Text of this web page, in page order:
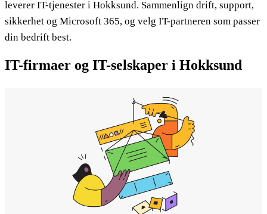
leverer IT-tjenester i Hokksund. Sammenlign drift, support,
sikkerhet og Microsoft 365, og velg IT-partneren som passer
din bedrift best.
IT-firmaer og IT-selskaper i Hokksund